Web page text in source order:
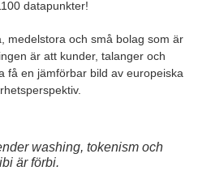
datapunkter!
medelstora och små bolag som är
är att kunder, talanger och
få en jämförbar bild av europeiska
washing, tokenism och
är förbi.